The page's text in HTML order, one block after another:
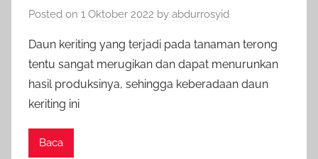
Posted on 1 Oktober 2022 by abdurrosyid
Daun keriting yang terjadi pada tanaman terong
tentu sangat merugikan dan dapat menurunkan
hasil produksinya, sehingga keberadaan daun
keriting ini
Baca